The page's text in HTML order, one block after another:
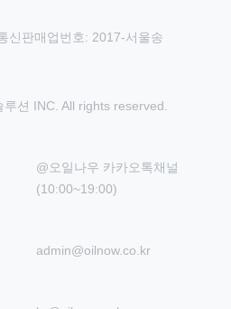
신판매업번호: 2017-서울송
션 INC. All rights reserved.
@오일나우 카카오톡채널
(10:00~19:00)
admin@oilnow.co.kr